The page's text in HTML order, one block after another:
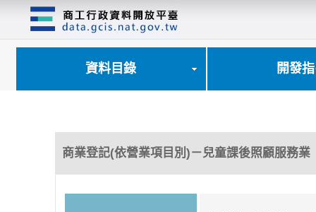
資料目錄 開發
商業登記(依營業項目別)－兒童課後照顧服務業